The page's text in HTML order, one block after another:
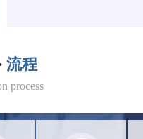
流程
process